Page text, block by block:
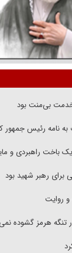
خدمت بی‌منت بود
به نامه رئیس
یک باخت راهبردی و
رهبر شهید بود
روایت
هرمز گشوده